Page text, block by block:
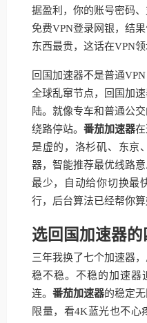
据盈利，你的账号密码
免费VPN登录网银，结
东西最贵，这话在VPN领
回国加速器不是普通
全球乱窜节点，回国加
陆。就像专车和普通公
绕路停站。番茄加速器
是虚的，洛杉矶、东京
器，智能推荐最优线路
最少，自动给你切换最
行，后台算法已经帮你算
选回国加速器
三年我换了七个加速器
稳不稳。不稳的加速器
连。番茄加速器的稳定
限量，看4K蓝光也不心